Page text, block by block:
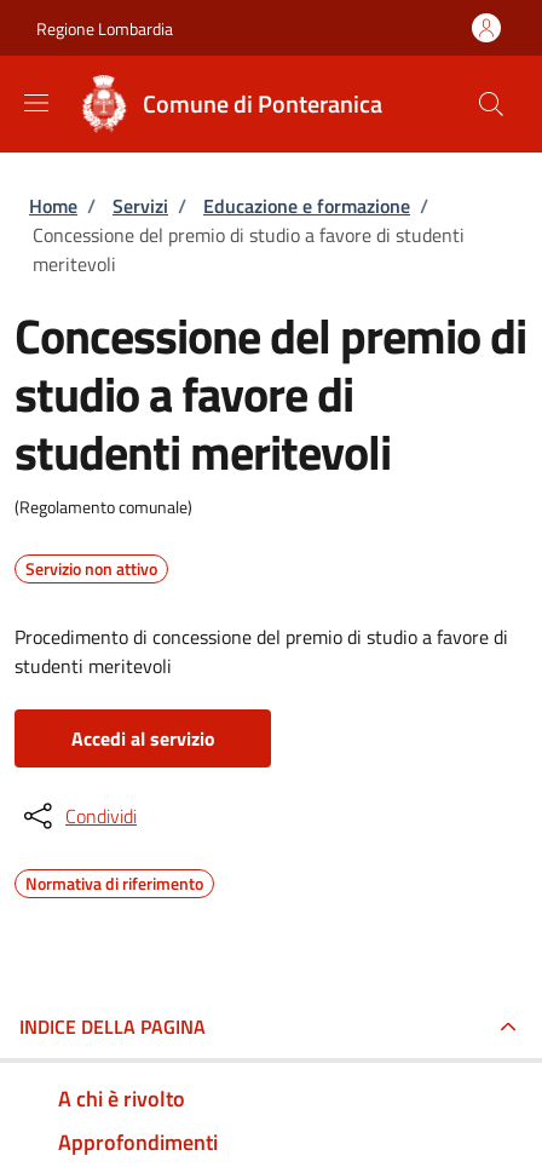
Regione Lombardia
Comune di Ponteranica
Briciole di pane
Home / Servizi / Educazione e formazione /
Concessione del premio di studio a favore di studenti
meritevoli
Concessione del premio di
studio a favore di
studenti meritevoli
(Regolamento comunale)
Servizio non attivo
Procedimento di concessione del premio di studio a favore di
studenti meritevoli
Accedi al servizio
Condividi
Normativa di riferimento
INDICE DELLA PAGINA
A chi è rivolto
Approfondimenti